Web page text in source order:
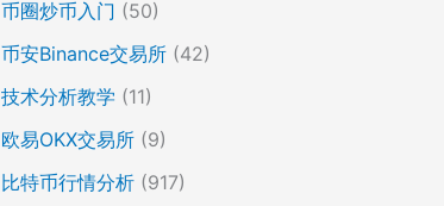
币圈炒币入门 (50)
币安Binance交易所 (42)
技术分析教学 (11)
欧易OKX交易所 (9)
比特币行情分析 (917)